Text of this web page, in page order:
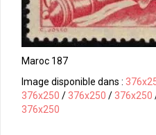
Maroc 187
Image disponible dans :
376x250 / 376x250 / 376x250
376x250